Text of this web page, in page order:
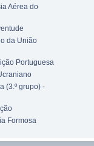
Aérea do
da União
Portuguesa
(3.º grupo) -
Formosa